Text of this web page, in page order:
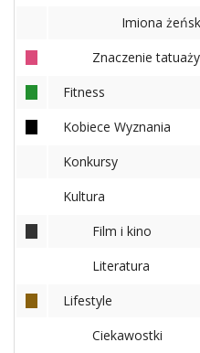
Fitness
Ślub
Zakupy
Imiona
Znaczenie tatuaży
Fitness
Kobiece Wyznania
Konkursy
Kultura
Film i kino
Literatura
Lifestyle
Ciekawostki